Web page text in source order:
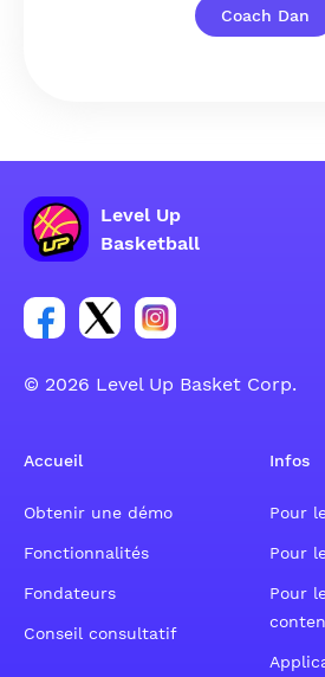
Coach Dan
Level Up
Basketball
Lien vers le groupe du compte
Lien vers le groupe du
Lien vers le groupe
© 2026 Level Up Basket Corp.
Accueil
Obtenir une démo
Fonctionnalités
Fondateurs
Conseil consultatif
Infos
Pour
Pour
Pour